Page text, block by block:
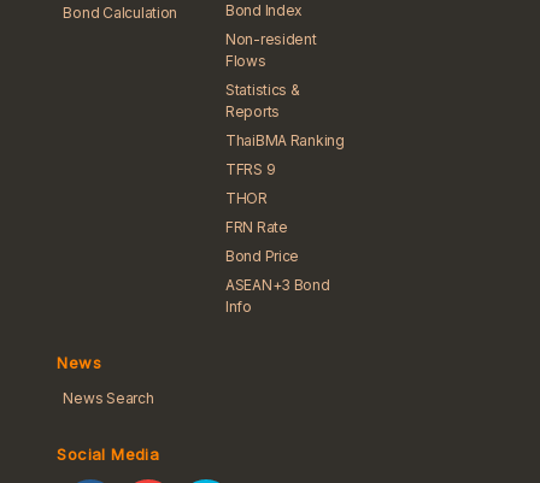
Bond Calculation
Bond Index
Non-resident
Flows
Statistics &
Reports
ThaiBMA Ranking
TFRS 9
THOR
FRN Rate
Bond Price
ASEAN+3 Bond
Info
News
News Search
Social Media